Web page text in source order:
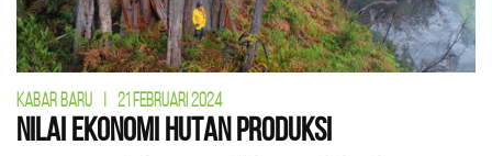
KABAR BARU 21 FEBRUARI 2024
Nilai Ekonomi Hutan Produksi